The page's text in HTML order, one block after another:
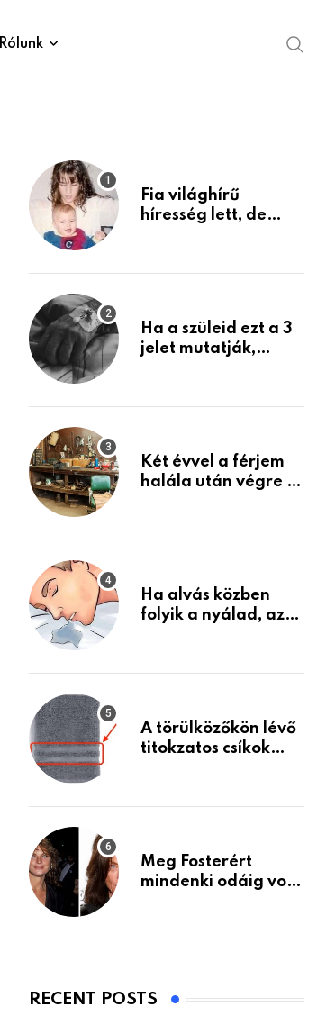
Rólunk
Fia világhírű
híresség lett, de
mint azt el tudnád
Ha a szüleid ezt a 3
jelet mutatják,
Készülj fel arra, ami
Két évvel a férjem
halála után végre át
holmiját – amit
életemet
Ha alvás közben
folyik a nyálad, az
A törülközőkön lévő
titokzatos csíkok
Meg Fosterért
mindenki odáig volt
RECENT POSTS